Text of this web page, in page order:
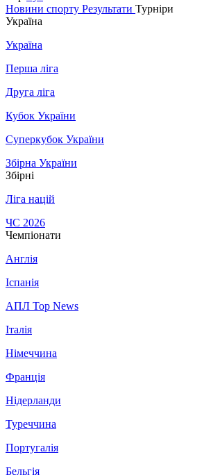
Новини спорту Результати Турніри
Україна
Україна
Перша ліга
Друга ліга
Кубок України
Суперкубок України
Збірна України
Збірні
Ліга націй
ЧС 2026
Чемпіонати
Англія
Іспанія
АПЛ Top News
Італія
Німеччина
Франція
Нідерланди
Туреччина
Португалія
Бельгія